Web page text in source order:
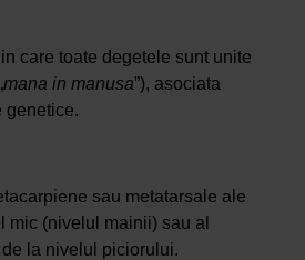
care toate degetele sunt unite
mana in manusa”), asociata
genetice.
sau metatarsale ale
mic (nivelul mainii) sau al
la nivelul piciorului.